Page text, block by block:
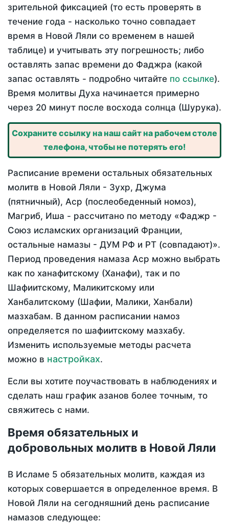
зрительной фиксацией (то есть проверять в
течение года - насколько точно совпадает
время в Новой Ляли со временем в нашей
таблице) и учитывать эту погрешность; либо
оставлять запас времени до Фаджра (какой
запас оставлять - подробно читайте по ссылке).
Время молитвы Духа начинается примерно
через 20 минут после восхода солнца (Шурука).
Сохраните ссылку на наш сайт на рабочем столе
телефона, чтобы не потерять его!
Расписание времени остальных обязательных
молитв в Новой Ляли - Зухр, Джума
(пятничный), Аср (послеобеденный номоз),
Магриб, Иша - рассчитано по методу «Фаджр -
Союз исламских организаций Франции,
остальные намазы - ДУМ РФ и РТ (совпадают)».
Период проведения намаза Аср можно выбрать
как по ханафитскому (Ханафи), так и по
Шафиитскому, Маликитскому или
Ханбалитскому (Шафии, Малики, Ханбали)
мазхабам. В данном расписании намоз
определяется по шафиитскому мазхабу.
Изменить используемые методы расчета
можно в настройках.
Если вы хотите поучаствовать в наблюдениях и
сделать наш график азанов более точным, то
свяжитесь с нами.
Время обязательных и
добровольных молитв в Новой Ляли
В Исламе 5 обязательных молитв, каждая из
которых совершается в определенное время. В
Новой Ляли на сегодняшний день расписание
намазов следующее: